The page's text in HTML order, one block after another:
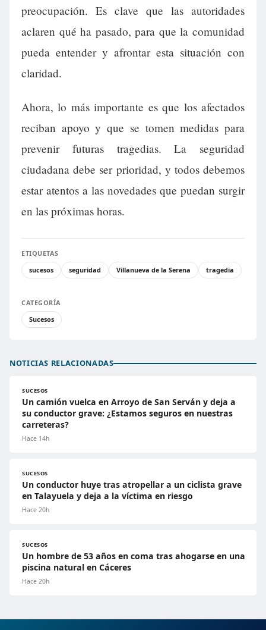
preocupación. Es clave que las autoridades
aclaren qué ha pasado, para que la comunidad
pueda entender y afrontar esta situación con
claridad.
Ahora, lo más importante es que los afectados
reciban apoyo y que se tomen medidas para
prevenir futuras tragedias. La seguridad
ciudadana debe ser prioridad, y todos debemos
estar atentos a las novedades que puedan surgir
en las próximas horas.
ETIQUETAS
sucesos
seguridad Villanueva de la Serena tragedia
CATEGORÍA
Sucesos
NOTICIAS RELACIONADAS
SUCESOS
Un camión vuelca en Arroyo de San Serván y deja a
su conductor grave: ¿Estamos seguros en nuestras
carreteras?
Hace 14h
SUCESOS
Un conductor huye tras atropellar a un ciclista grave
en Talayuela y deja a la víctima en riesgo
Hace 20h
SUCESOS
Un hombre de 53 años en coma tras ahogarse en una
piscina natural en Cáceres
Hace 20h